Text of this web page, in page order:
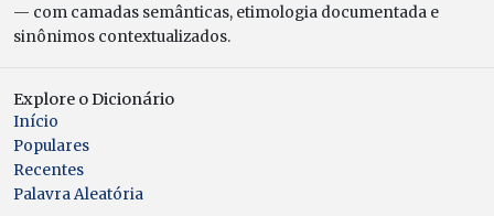
— com camadas semânticas, etimologia documentada e
sinônimos contextualizados.
Explore o Dicionário
Início
Populares
Recentes
Palavra Aleatória